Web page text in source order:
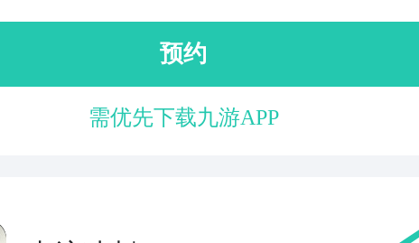
预约
需优先下载九游APP